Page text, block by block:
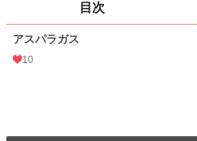
2025.05.01 10:59
週間ポイント 0 pt (8,554 位)
月間ポイント
目次
アスパラガス
10